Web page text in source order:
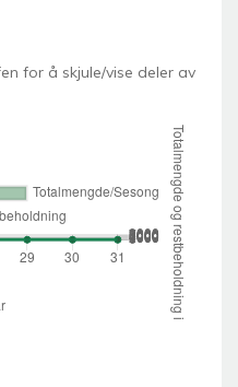
for å skjule/vise deler av